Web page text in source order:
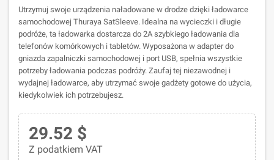
Utrzymuj swoje urządzenia naładowane w drodze dzięki ładowarce
samochodowej Thuraya SatSleeve. Idealna na wycieczki i długie
podróże, ta ładowarka dostarcza do 2A szybkiego ładowania dla
telefonów komórkowych i tabletów. Wyposażona w adapter do
gniazda zapalniczki samochodowej i port USB, spełnia wszystkie
potrzeby ładowania podczas podróży. Zaufaj tej niezawodnej i
wydajnej ładowarce, aby utrzymać swoje gadżety gotowe do użycia,
kiedykolwiek ich potrzebujesz.
29.52 $
Z podatkiem VAT